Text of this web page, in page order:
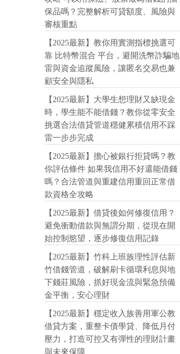
保品嗎？完整解析可貸額度、風險與
審核重點
【2025最新】教你用實測指標挑選可
靠 比特幣混合 平台，避開洗幣詐騙地
雷與資金追蹤風險，讓匿名交易也兼
顧安全與隱私
【2025最新】大學生想理財又缺現金
時，學生能不能借錢？教你從零安全
挑選合法借貸管道穩健累積信用不踩
雷一步步完成
【2025最新】擔心被銀行拒貸嗎？教
你評估條件 如果我信用不好還能借錢
嗎？合法管道與重建信用重回正常借
款資格全攻略
【2025最新】借貸後如何修復信用？
避免衝動借款與無謂分期，從現在開
始控制慾望，逐步修復信用記錄
【2025最新】竹科上班族理性評估新
竹借錢管道，破解刷卡循環利息與地
下錢莊風險，抓好現金流與緊急預備
金平衡，安心理財
【2025最新】穩定收入族善用軍公教
借貸方案，重整卡債學貸、降低月付
壓力，打造可控又有彈性的理財計畫
與未來保障